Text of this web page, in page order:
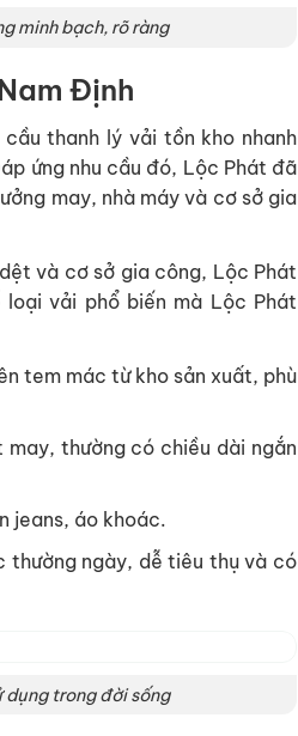
minh bạch, rõ ràng
Định
thanh lý vải tồn kho nhanh
ứng nhu cầu đó, Lộc Phát đã
may, nhà máy và cơ sở gia
và cơ sở gia công, Lộc Phát
vải phổ biến mà Lộc Phát
tem mác từ kho sản xuất, phù
thường có chiều dài ngắn
jeans, áo khoác.
thường ngày, dễ tiêu thụ và có
dụng trong đời sống